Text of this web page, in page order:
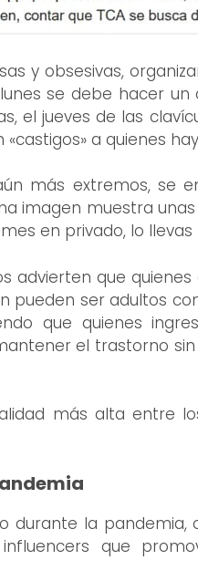
y obsesivas,
se debe hacer
el jueves de las
a quienes
más extremos, se
imagen muestra
en privado, lo
advierten que
ser adultos
que quienes
el trastorno
más alta entre
la pandemia,
que